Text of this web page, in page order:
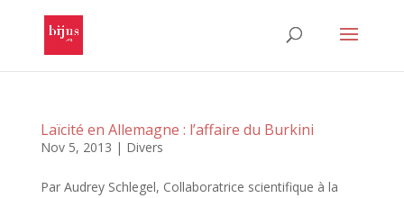
Laïcité en Allemagne : l’affaire du Burkini
Nov 5, 2013 | Divers
Par Audrey Schlegel, Collaboratrice scientifique à la